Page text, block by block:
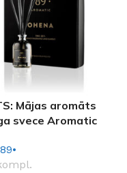
Mājas aromāts
svece Aromatic